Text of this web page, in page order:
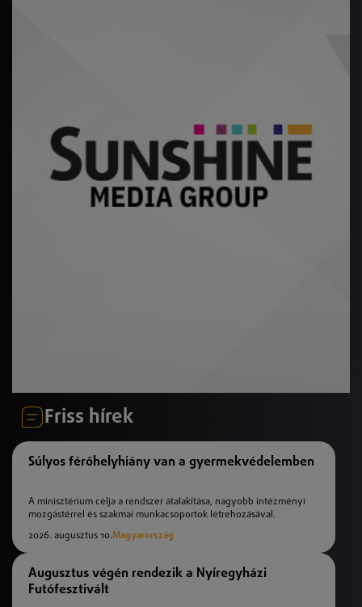
Friss hírek
Súlyos férőhelyhiány van a gyermekvédelemben
A minisztérium célja a rendszer átalakítása, nagyobb intézményi
mozgástérrel és szakmai munkacsoportok létrehozásával.
2026. augusztus 10.Magyarország
Augusztus végén rendezik a Nyíregyházi
Futófesztivált